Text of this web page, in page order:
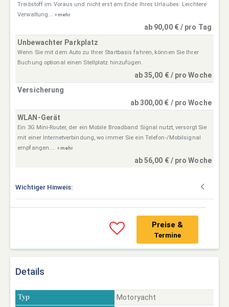
Treibstoff im Voraus und nicht erst am Ende Ihres Urlaubes: Leichtere
Verwaltung... » mehr
ab 90,00 € / pro Tag
Unbewachter Parkplatz
Wenn Sie mit dem Auto zu Ihrer Startbasis fahren, können Sie Ihrer
Buchung optional einen Stellplatz hinzufügen.
ab 35,00 € / pro Woche
Versicherung
ab 300,00 € / pro Woche
WLAN-Gerät
Ein 3G Mini-Router, der ein Mobile Broadband Signal nutzt, versorgt Sie
mit einer Internetverbindung, wo immer Sie ein Telefon-/Mobilsignal
empfangen.... » mehr
ab 56,00 € / pro Woche
Wichtiger Hinweis:
Preise &
Termine
Details
Typ Motoryacht